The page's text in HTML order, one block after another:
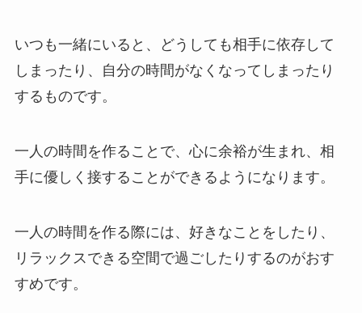
いつも一緒にいると、どうしても相手に依存して
しまったり、自分の時間がなくなってしまったり
するものです。
一人の時間を作ることで、心に余裕が生まれ、相
手に優しく接することができるようになります。
一人の時間を作る際には、好きなことをしたり、
リラックスできる空間で過ごしたりするのがおす
すめです。